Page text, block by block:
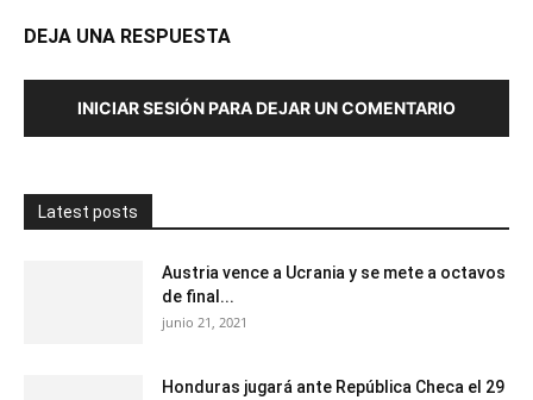
DEJA UNA RESPUESTA
INICIAR SESIÓN PARA DEJAR UN COMENTARIO
Latest posts
Austria vence a Ucrania y se mete a octavos
de final...
junio 21, 2021
Honduras jugará ante República Checa el 29